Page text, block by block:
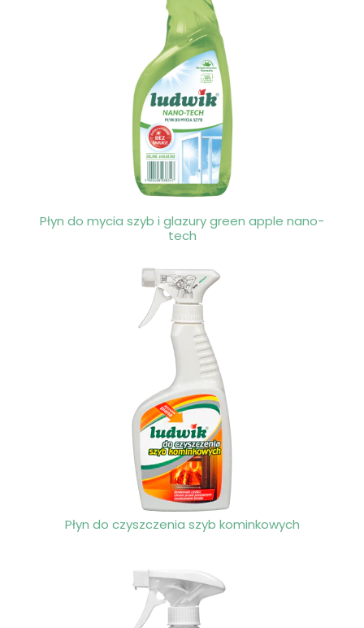
Płyn do mycia szyb i glazury green apple nano-
tech
Płyn do czyszczenia szyb kominkowych